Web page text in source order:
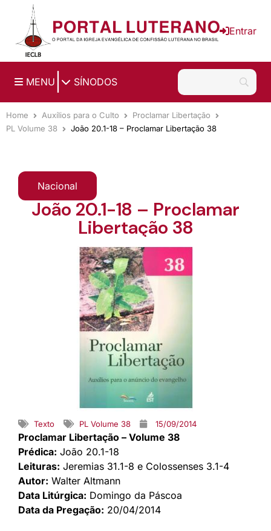
Ir para o conteúdo principal
Entrar
MENU SÍNODOS
Home Auxílios para o Culto
Proclamar Libertação
PL Volume 38
João 20.1-18 – Proclamar Libertação 38
Nacional
João 20.1-18 – Proclamar
Libertação 38
Texto PL Volume 38 15/09/2014
Proclamar Libertação – Volume 38
Prédica: João 20.1-18
Leituras: Jeremias 31.1-8 e Colossenses 3.1-4
Autor: Walter Altmann
Data Litúrgica: Domingo da Páscoa
Data da Pregação: 20/04/2014